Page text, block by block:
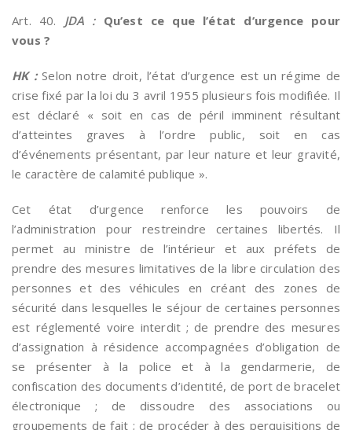
Art. 40. JDA :Qu’est ce que l’état d’urgence pour
vous ?
HK :Selon notre droit, l’état d’urgence est un régime de
crise fixé par la loi du 3 avril 1955 plusieurs fois modifiée. Il
est déclaré « soit en cas de péril imminent résultant
d’atteintes graves à l’ordre public, soit en cas
d’événements présentant, par leur nature et leur gravité,
le caractère de calamité publique ».
Cet état d’urgence renforce les pouvoirs de
l’administration pour restreindre certaines libertés. Il
permet au ministre de l’intérieur et aux préfets de
prendre des mesures limitatives de la libre circulation des
personnes et des véhicules en créant des zones de
sécurité dans lesquelles le séjour de certaines personnes
est réglementé voire interdit ; de prendre des mesures
d’assignation à résidence accompagnées d’obligation de
se présenter à la police et à la gendarmerie, de
confiscation des documents d’identité, de port de bracelet
électronique ; de dissoudre des associations ou
groupements de fait ; de procéder à des perquisitions de